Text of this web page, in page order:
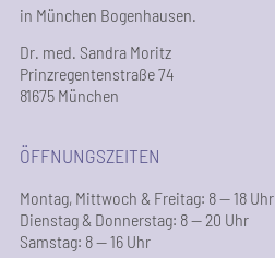
in München Bogenhausen.
Dr. med. Sandra Moritz
Prinzregentenstraße 74
81675 München
ÖFFNUNGSZEITEN
Montag, Mittwoch & Freitag: 8 — 18 Uhr
Dienstag & Donnerstag: 8 — 20 Uhr
Samstag: 8 — 16 Uhr